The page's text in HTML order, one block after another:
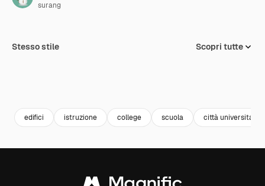
surang
Stesso stile Scopri tutte
edifici istruzione college scuola città universitaria